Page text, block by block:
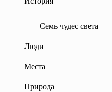
Семь чудес света
Люди
Места
Природа